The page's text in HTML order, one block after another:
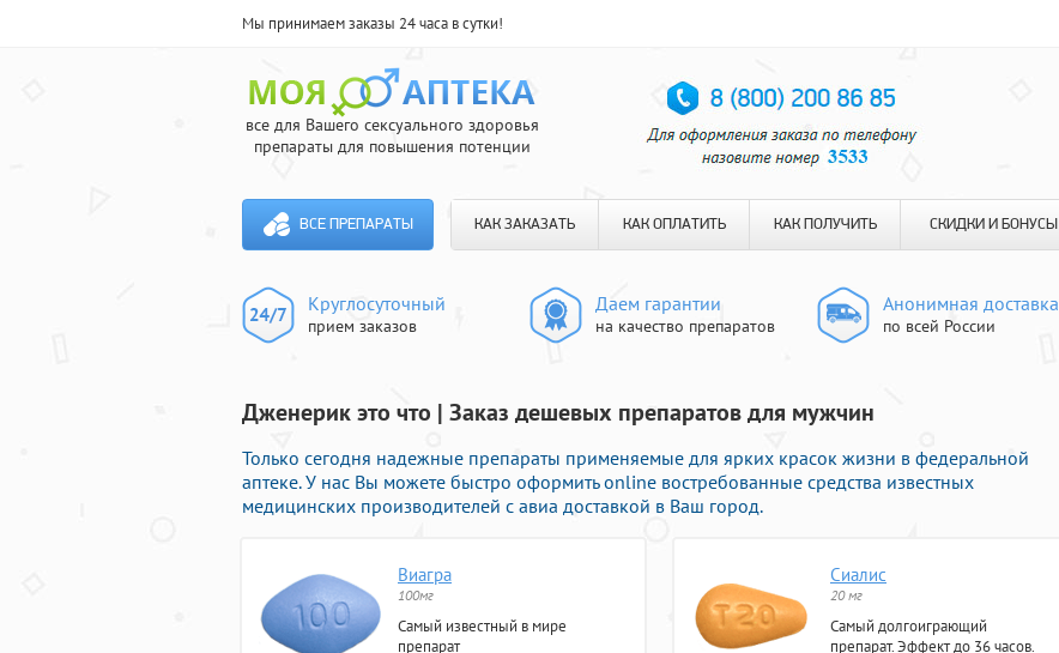
Мы принимаем заказы 24 часа в сутки!
все для Вашего сексуального здоровья
препараты для повышения потенции
ВСЕ ПРЕПАРАТЫ КАК ЗАКАЗАТЬ КАК ОПЛАТИТЬ КАК ПОЛУЧИТЬ СКИДКИ И БОНУСЫ
Круглосуточный
прием заказов
Даем гарантии
на качество препаратов
Анонимная доставка
по всей России
Дженерик это что | Заказ дешевых препаратов для мужчин
Только сегодня надежные препараты применяемые для ярких красок жизни в федеральной
аптеке. У нас Вы можете быстро оформить online востребованные средства известных
медицинских производителей с авиа доставкой в Ваш город.
Виагра
100мг
Самый известный в мире
препарат
Сиалис
20 мг
Самый долгоиграющий
препарат. Эффект до 36 часов.